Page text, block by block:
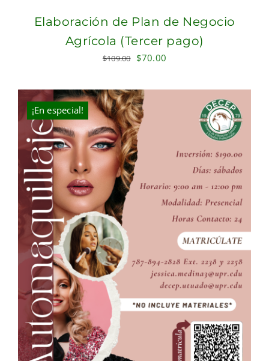
Elaboración de Plan de Negocio
Agrícola (Tercer pago)
$109.00 Original
was:
$109.00.
$70.00
is:
¡En especial!